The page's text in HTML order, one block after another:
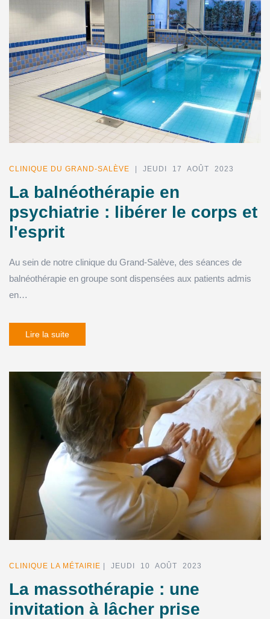
CLINIQUE DU GRAND-SALÈVE | JEUDI 17 AOÛT 2023
La balnéothérapie en
psychiatrie : libérer le corps et
l'esprit
Au sein de notre clinique du Grand-Salève, des séances de
balnéothérapie en groupe sont dispensées aux patients admis
en…
Lire la suite
CLINIQUE LA MÉTAIRIE | JEUDI 10 AOÛT 2023
La massothérapie : une
invitation à lâcher prise